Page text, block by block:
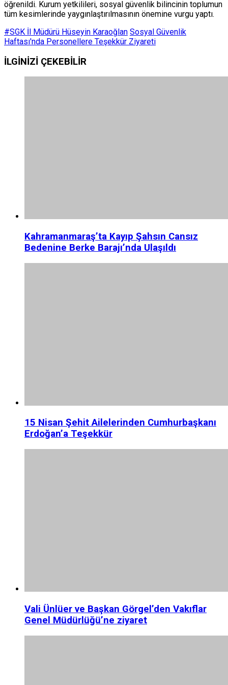
öğrenildi. Kurum yetkilileri, sosyal güvenlik bilincinin toplumun
tüm kesimlerinde yaygınlaştırılmasının önemine vurgu yaptı.
#SGK İl Müdürü Hüseyin Karaoğlan Sosyal Güvenlik
Haftası'nda Personellere Teşekkür Ziyareti
İLGİNİZİ ÇEKEBİLİR
Kahramanmaraş’ta Kayıp Şahsın Cansız
Bedenine Berke Barajı’nda Ulaşıldı
15 Nisan Şehit Ailelerinden Cumhurbaşkanı
Erdoğan’a Teşekkür
Vali Ünlüer ve Başkan Görgel’den Vakıflar
Genel Müdürlüğü’ne ziyaret